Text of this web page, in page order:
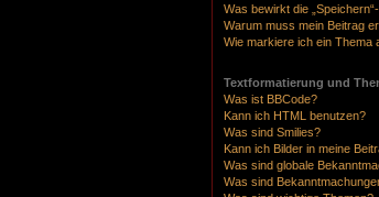
Was bewirkt die
Warum muss mein Beitrag
Wie markiere ich ein Thema
Textformatierung und
Was ist BBCode?
Kann ich HTML benutzen?
Was sind Smilies?
Kann ich Bilder in meine
Was sind globale
Was sind